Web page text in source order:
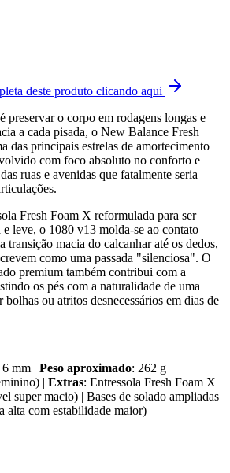
deste produto clicando aqui
preservar o corpo em rodagens longas e
a cada pisada, o New Balance Fresh
das principais estrelas de amortecimento
com foco absoluto no conforto e
ruas e avenidas que fatalmente seria
Fresh Foam X reformulada para ser
e leve, o 1080 v13 molda-se ao contato
transição macia do calcanhar até os dedos,
como uma passada "silenciosa". O
premium também contribui com a
os pés com a naturalidade de uma
bolhas ou atritos desnecessários em dias de
6 mm | Peso aproximado: 262 g
| Extras: Entressola Fresh Foam X
super macio) | Bases de solado ampliadas
alta com estabilidade maior)